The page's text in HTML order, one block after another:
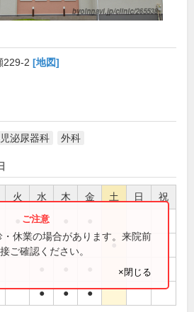
229-2 [地図]
泌尿器科 外科
火 水 木 金 土 日 祝
●
●
● ● ●
休業の場合があります。来院前
ご確認ください。
×閉じる